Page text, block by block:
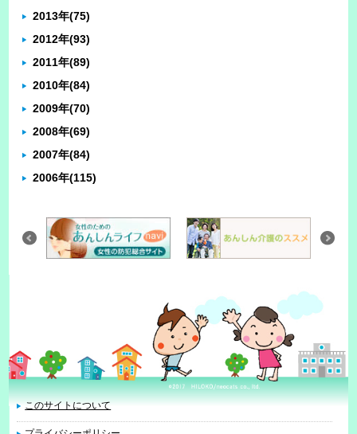
2013年(75)
2012年(93)
2011年(89)
2010年(84)
2009年(70)
2008年(69)
2007年(84)
2006年(115)
このサイトについて